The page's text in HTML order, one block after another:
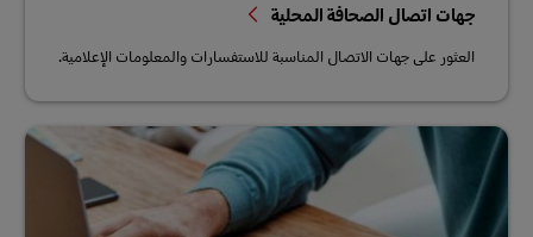
جهات اتصال الصحافة المحلية
العثور على جهات الاتصال المناسبة للاستفسارات والمعلومات الإعلامية.